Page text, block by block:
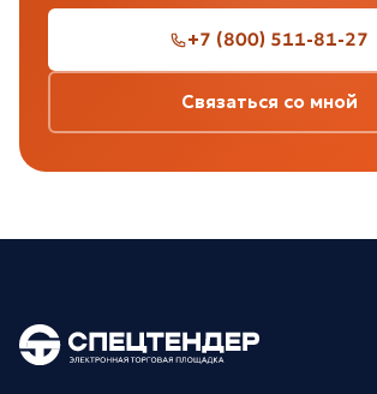
+7 (800) 511-81-27
Связаться со мной